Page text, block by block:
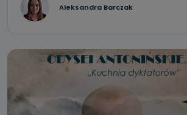
Aleksandra Barczak